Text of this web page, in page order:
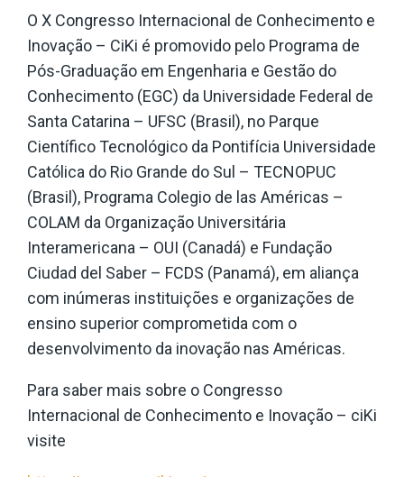
O X Congresso Internacional de Conhecimento e
Inovação – CiKi é promovido pelo Programa de
Pós-Graduação em Engenharia e Gestão do
Conhecimento (EGC) da Universidade Federal de
Santa Catarina – UFSC (Brasil), no Parque
Científico Tecnológico da Pontifícia Universidade
Católica do Rio Grande do Sul – TECNOPUC
(Brasil), Programa Colegio de las Américas –
COLAM da Organização Universitária
Interamericana – OUI (Canadá) e Fundação
Ciudad del Saber – FCDS (Panamá), em aliança
com inúmeras instituições e organizações de
ensino superior comprometida com o
desenvolvimento da inovação nas Américas.
Para saber mais sobre o Congresso
Internacional de Conhecimento e Inovação – ciKi
visite